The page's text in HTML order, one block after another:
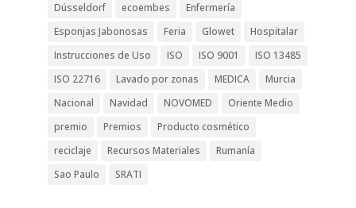
Dússeldorf
ecoembes
Enfermería
Esponjas Jabonosas
Feria Glowet
Hospitalar
Instrucciones de Uso
ISO ISO 9001
ISO 13485
ISO 22716
Lavado por zonas MEDICA
Murcia
Nacional
Navidad NOVOMED
Oriente Medio
premio
Premios
Producto cosmético
reciclaje
Recursos Materiales
Rumanía
Sao Paulo
SRATI